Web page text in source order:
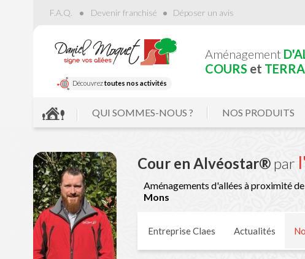
F.A.Q. Devenir franchisé Déposer un avis
Découvreztoutes nos activités
Aménagement
COURS et
QUI SOMMES-NOUS ? NOS PRODUITS
Cour en Alvéostar®par
Aménagements d'allées à proximité de
Mons
Entreprise Claes Actualités